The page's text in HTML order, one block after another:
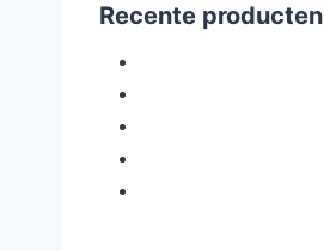
Recente producten